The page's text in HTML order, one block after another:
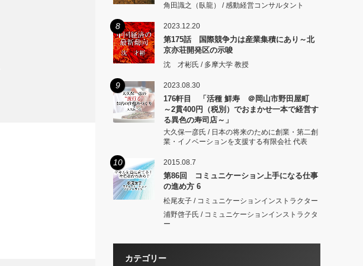
角田識之（臥龍） / 感動経営コンサルタント
8 2023.12.20
第175話 国際競争力は産業集積にあり～北
京亦荘開発区の示唆
沈 才彬氏 / 多摩大学 教授
9 2023.08.30
176軒目 「活種 鮮寿 ＠岡山市野田屋町
～2貫400円（税別）でおまかせ一本で経営す
る異色の寿司店～」
大久保一彦氏 / 日本の将来のために創業・第二創
業・イノベーションを支援する有限会社 代表
10 2015.08.7
第86回 コミュニケーション上手になる仕事
の進め方 6
松尾友子 / コミュニケーションインストラクター
浦野啓子氏 / コミュニケーションインストラクタ
ー
カテゴリー